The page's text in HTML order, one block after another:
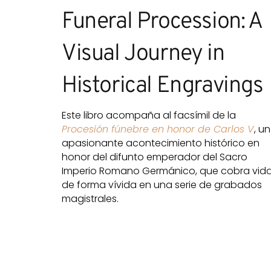
Funeral Procession: A
Visual Journey in
Historical Engravings
Este libro acompaña al facsímil de la
Procesión fúnebre en honor de Carlos V, un
apasionante acontecimiento histórico en
honor del difunto emperador del Sacro
Imperio Romano Germánico, que cobra
de forma vívida en una serie de grabados
magistrales.